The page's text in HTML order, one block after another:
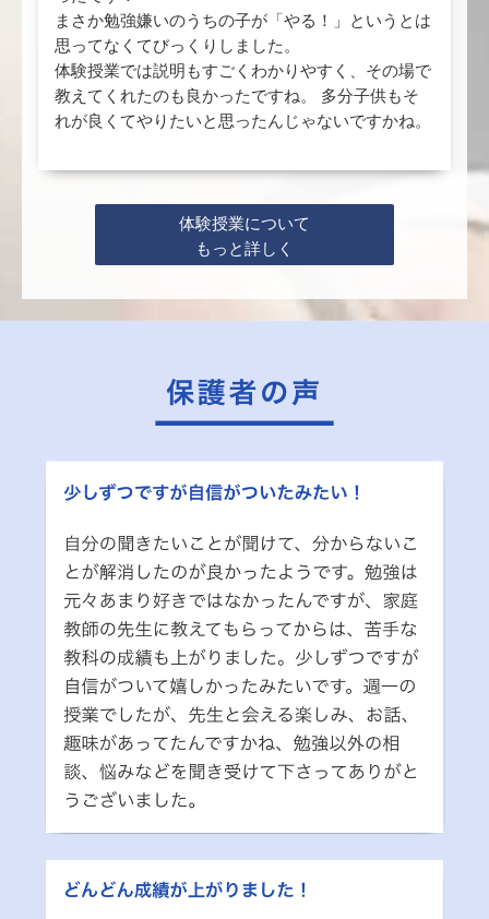
まさか勉強嫌いのうちの子が「やる！」というとは
思ってなくてびっくりしました。
体験授業では説明もすごくわかりやすく、その場で
教えてくれたのも良かったですね。 多分子供もそ
れが良くてやりたいと思ったんじゃないですかね。
体験授業について
もっと詳しく